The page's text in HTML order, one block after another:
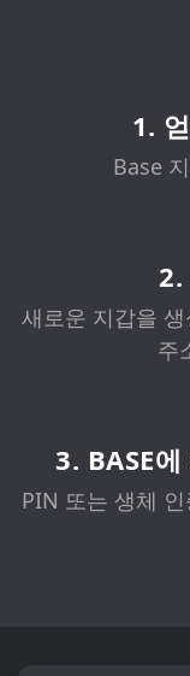
1.
Base
2.
새로운 지갑을
주
3. BASE
PIN 또는 생체